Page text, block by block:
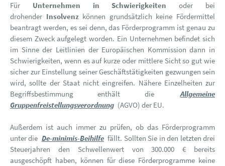
Für Unternehmen in Schwierigkeiten oder bei
drohender Insolvenzkönnen grundsätzlich keine Fördermittel
beantragt werden, es sei denn, das Förderprogramm ist genau zu
diesem Zweck aufgelegt worden. Ein Unternehmen befindet sich
im Sinne der Leitlinien der Europäischen Kommission dann in
Schwierigkeiten, wenn es auf kurze oder mittlere Sicht so gut wie
sicher zur Einstellung seiner Geschäftstätigkeiten gezwungen sein
wird, sollte der Staat nicht eingreifen. Nähere Einzelheiten zur
Begriffsbestimmung enthält die
Allgemeine
Gruppenfreistellungsverordnung (AGVO) der EU.
Außerdem ist auch immer zu prüfen, ob das Förderprogramm
unter die De-minimis-Beihilfe fällt. Sollten Sie in den letzten drei
Steuerjahren den Schwellenwert von 300.000 € bereits
ausgeschöpft haben, können für diese Förderprogramme keine